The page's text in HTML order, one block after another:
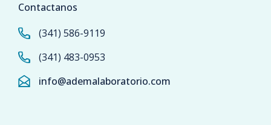
Contactanos
(341) 586-9119
(341) 483-0953
info@ademalaboratorio.com